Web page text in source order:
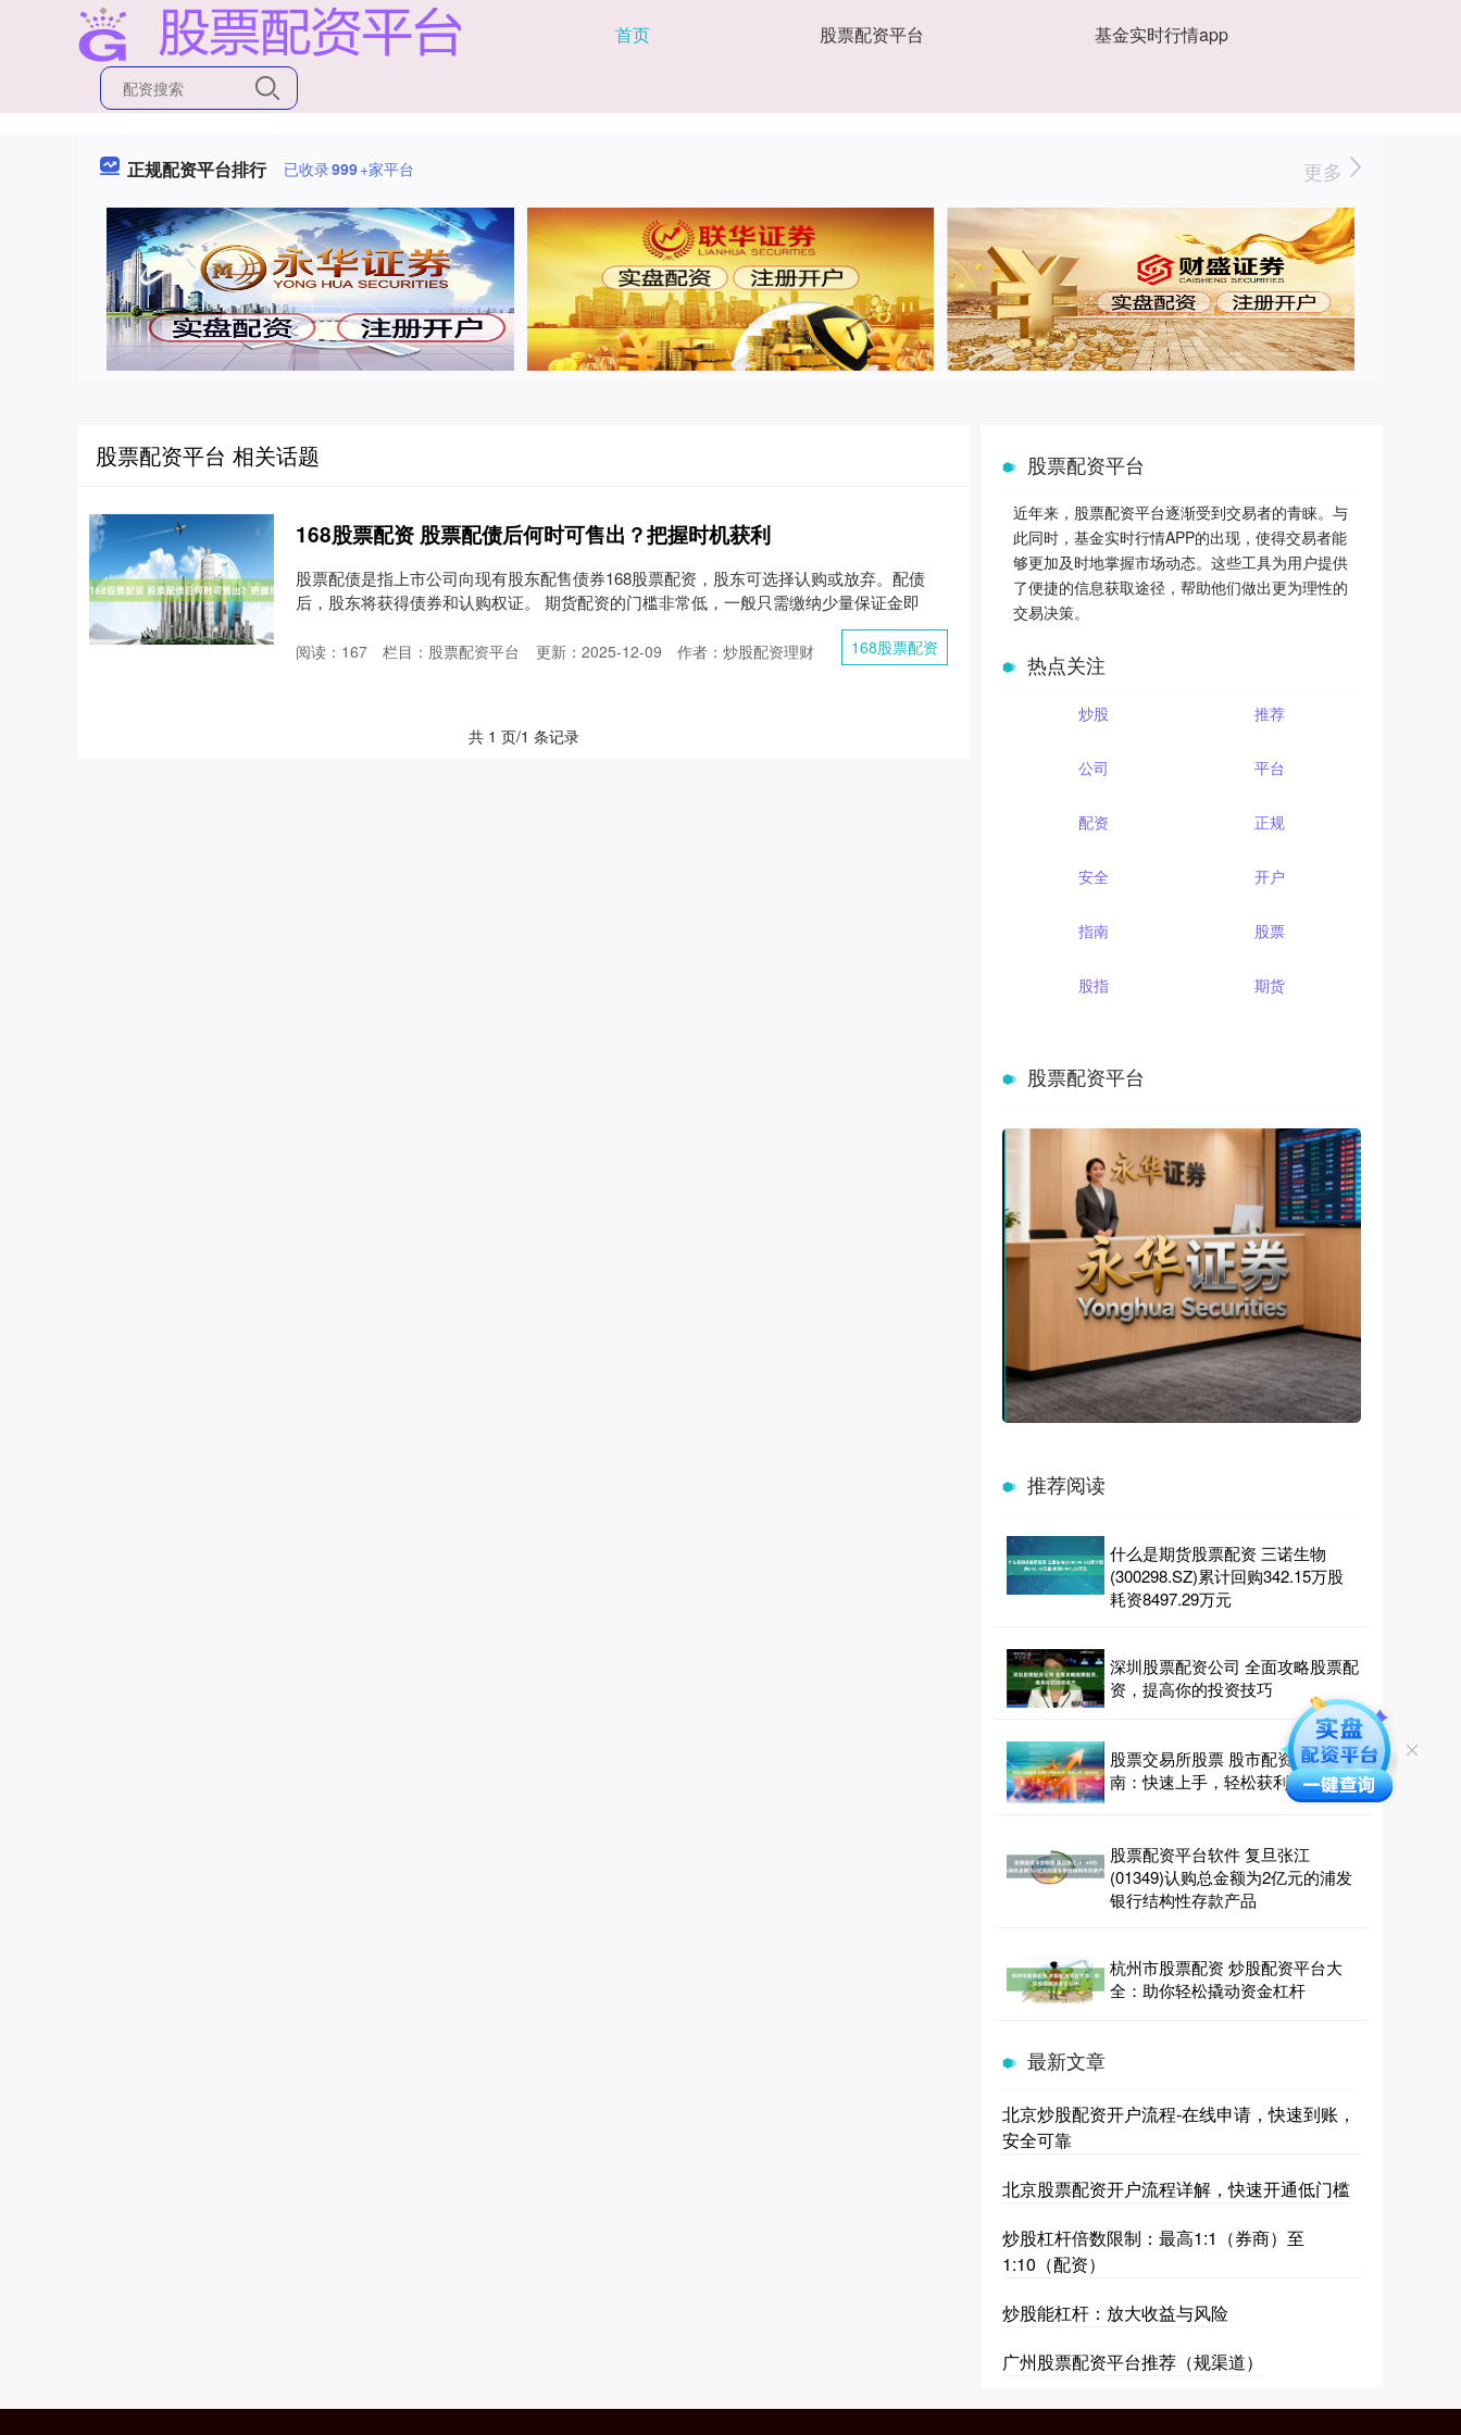
首页 股票配资平台 基金实时行情app
正规配资平台排行 已收录999+家平台 更多
股票配资平台 相关话题
168股票配资 股票配债后何时可售出？把握时机获利
股票配债是指上市公司向现有股东配售债券168股票配资，股东可选择认购或放弃。配债
后，股东将获得债券和认购权证。 期货配资的门槛非常低，一般只需缴纳少量保证金即
168股票配资
更新：2025-12-09 作者：炒股配资理财
阅读： 167 栏目： 股票配资平台
共 1 页/1 条记录
股票配资平台
近年来，股票配资平台逐渐受到交易者的青睐。与
此同时，基金实时行情APP的出现，使得交易者能
够更加及时地掌握市场动态。这些工具为用户提供
了便捷的信息获取途径，帮助他们做出更为理性的
交易决策。
热点关注
炒股 推荐
公司 平台
配资 正规
安全 开户
指南 股票
股指 期货
股票配资平台
推荐阅读
什么是期货股票配资 三诺生物
(300298.SZ)累计回购342.15万股
耗资8497.29万元
深圳股票配资公司 全面攻略股票配
资，提高你的投资技巧
股票交易所股票 股市配资操作指
南：快速上手，轻松获利
股票配资平台软件 复旦张江
(01349)认购总金额为2亿元的浦发
银行结构性存款产品
杭州市股票配资 炒股配资平台大
全：助你轻松撬动资金杠杆
最新文章
北京炒股配资开户流程-在线申请，快速到账，
安全可靠
北京股票配资开户流程详解，快速开通低门槛
炒股杠杆倍数限制：最高1:1（券商）至
1:10（配资）
炒股能杠杆：放大收益与风险
广州股票配资平台推荐（规渠道）